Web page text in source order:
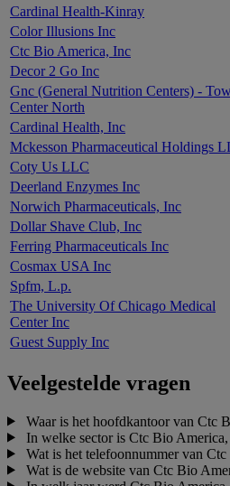
Cardinal Health-Kinray
Color Illusions Inc
Ctc Bio America, Inc
Decor 2 Go Inc
Gnc (General Nutrition Centers) -
Center North
Cardinal Health, Inc
Mckesson Pharmaceutical Holdings
Coty Us LLC
Deerland Enzymes Inc
Norwich Pharmaceuticals, Inc
Dollar Shave Club, Inc
Ferring Pharmaceuticals Inc
Cosmax USA Inc
Spfm, L.p.
The University Of Chicago Medical
Center Inc
Guest Supply Inc
Veelgestelde vragen
Waar is het hoofdkantoor van Ctc
In welke sector is Ctc Bio
Wat is het telefoonnummer van
Wat is de website van Ctc Bio